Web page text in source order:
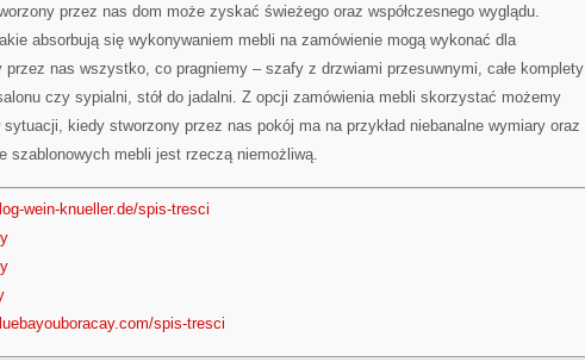
przez nas dom może zyskać świeżego oraz współczesnego wyglądu.
absorbują się wykonywaniem mebli na zamówienie mogą wykonać dla
przez nas wszystko, co pragniemy – szafy z drzwiami przesuwnymi, całe komplety
czy sypialni, stół do jadalni. Z opcji zamówienia mebli skorzystać możemy
sytuacji, kiedy stworzony przez nas pokój ma na przykład niebanalne wymiary oraz
szablonowych mebli jest rzeczą niemożliwą.
wein-knueller.de/spis-tresci
spis-tresci